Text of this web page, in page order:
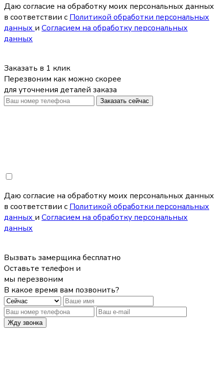
Даю согласие на обработку моих персональных данных
в соответствии с Политикой обработки персональных
данных и Согласием на обработку персональных
данных
Заказать в 1 клик
Перезвоним как можно скорее
для уточнения деталей заказа
Заказать сейчас
Даю согласие на обработку моих персональных данных
в соответствии с Политикой обработки персональных
данных и Согласием на обработку персональных
данных
Вызвать замерщика бесплатно
Оставьте телефон и
мы перезвоним
В какое время вам позвонить?
Жду звонка